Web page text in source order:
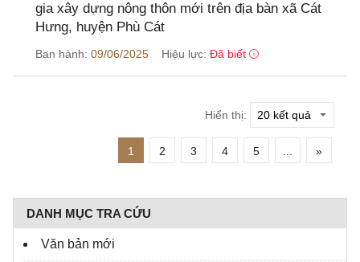
gia xây dựng nông thôn mới trên địa bàn xã Cát
Hưng, huyện Phù Cát
Ban hành: 09/06/2025 Hiệu lực: Đã biết
Hiển thị:
1 2 3 4 5 »
DANH MỤC TRA CỨU
Văn bản mới